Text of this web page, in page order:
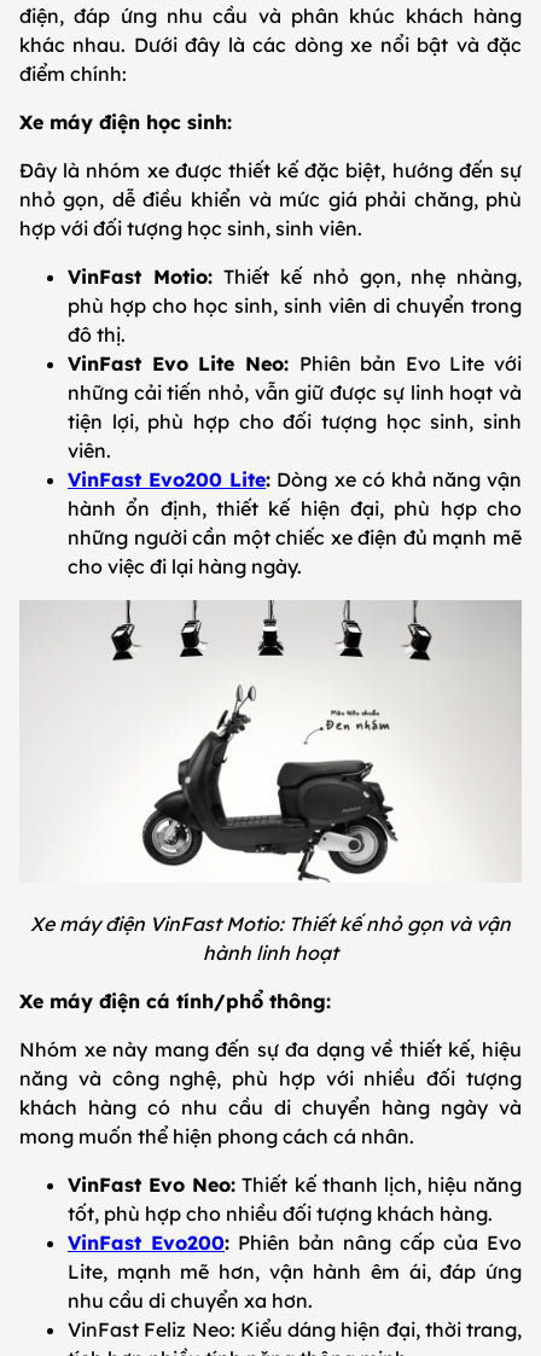
điện, đáp ứng nhu cầu và phân khúc khách hàng
khác nhau. Dưới đây là các dòng xe nổi bật và đặc
điểm chính:
Xe máy điện học sinh:
Đây là nhóm xe được thiết kế đặc biệt, hướng đến sự
nhỏ gọn, dễ điều khiển và mức giá phải chăng, phù
hợp với đối tượng học sinh, sinh viên.
VinFast Motio:Thiết kế nhỏ gọn, nhẹ nhàng,
phù hợp cho học sinh, sinh viên di chuyển trong
đô thị.
VinFast Evo Lite Neo: Phiên bản Evo Lite với
những cải tiến nhỏ, vẫn giữ được sự linh hoạt và
tiện lợi, phù hợp cho đối tượng học sinh, sinh
viên.
VinFast Evo200 Lite: Dòng xe có khả năng vận
hành ổn định, thiết kế hiện đại, phù hợp cho
những người cần một chiếc xe điện đủ mạnh mẽ
cho việc đi lại hàng ngày.
Xe máy điện VinFast Motio: Thiết kế nhỏ gọn và vận
hành linh hoạt
Xe máy điện cá tính/phổ thông:
Nhóm xe này mang đến sự đa dạng về thiết kế, hiệu
năng và công nghệ, phù hợp với nhiều đối tượng
khách hàng có nhu cầu di chuyển hàng ngày và
mong muốn thể hiện phong cách cá nhân.
VinFast Evo Neo: Thiết kế thanh lịch, hiệu năng
tốt, phù hợp cho nhiều đối tượng khách hàng.
VinFast Evo200: Phiên bản nâng cấp của Evo
Lite, mạnh mẽ hơn, vận hành êm ái, đáp ứng
nhu cầu di chuyển xa hơn.
VinFast Feliz Neo: Kiểu dáng hiện đại, thời trang,